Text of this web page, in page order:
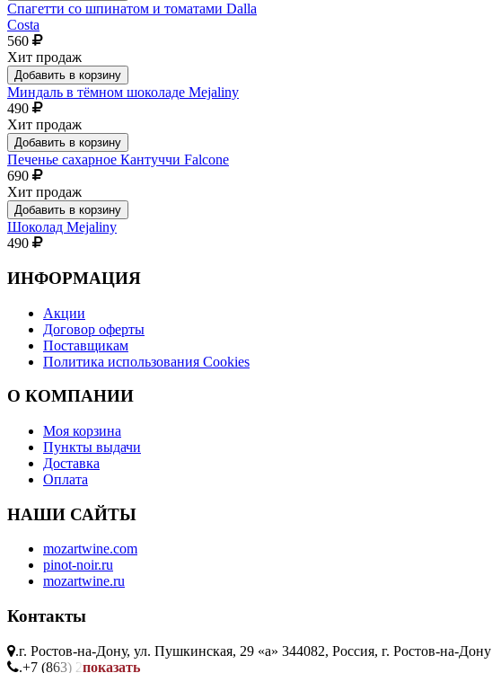
Спагетти со шпинатом и томатами Dalla
Costa
560
Хит продаж
Добавить в корзину
Миндаль в тёмном шоколаде Mejaliny
490
Хит продаж
Добавить в корзину
Печенье сахарное Кантуччи Falcone
690
Хит продаж
Добавить в корзину
Шоколад Mejaliny
490
ИНФОРМАЦИЯ
Акции
Договор оферты
Поставщикам
Политика использования Cookies
O КОМПАНИИ
Моя корзина
Пункты выдачи
Доставка
Оплата
НАШИ САЙТЫ
mozartwine.com
pinot-noir.ru
mozartwine.ru
Контакты
г. Ростов-на-Дону, ул. Пушкинская, 29 «а» 344082, Россия, г. Ростов-на-Дону
+7 (863) 206-11-22
показать